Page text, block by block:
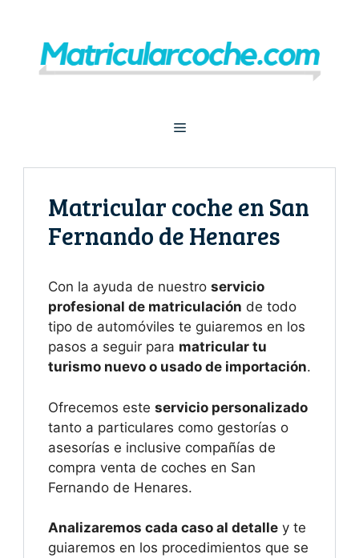
contenido
Menú
Matricular coche en San
Fernando de Henares
Con la ayuda de nuestro servicio
profesional de matriculación de todo
tipo de automóviles te guiaremos en los
pasos a seguir para matricular tu
turismo nuevo o usado de importación.
Ofrecemos este servicio personalizado
tanto a particulares como gestorías o
asesorías e inclusive compañías de
compra venta de coches en San
Fernando de Henares.
Analizaremos cada caso al detalle y te
guiaremos en los procedimientos que se